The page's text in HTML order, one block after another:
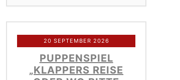
20 SEPTEMBER 2026
PUPPENSPIEL
„KLAPPERS REISE